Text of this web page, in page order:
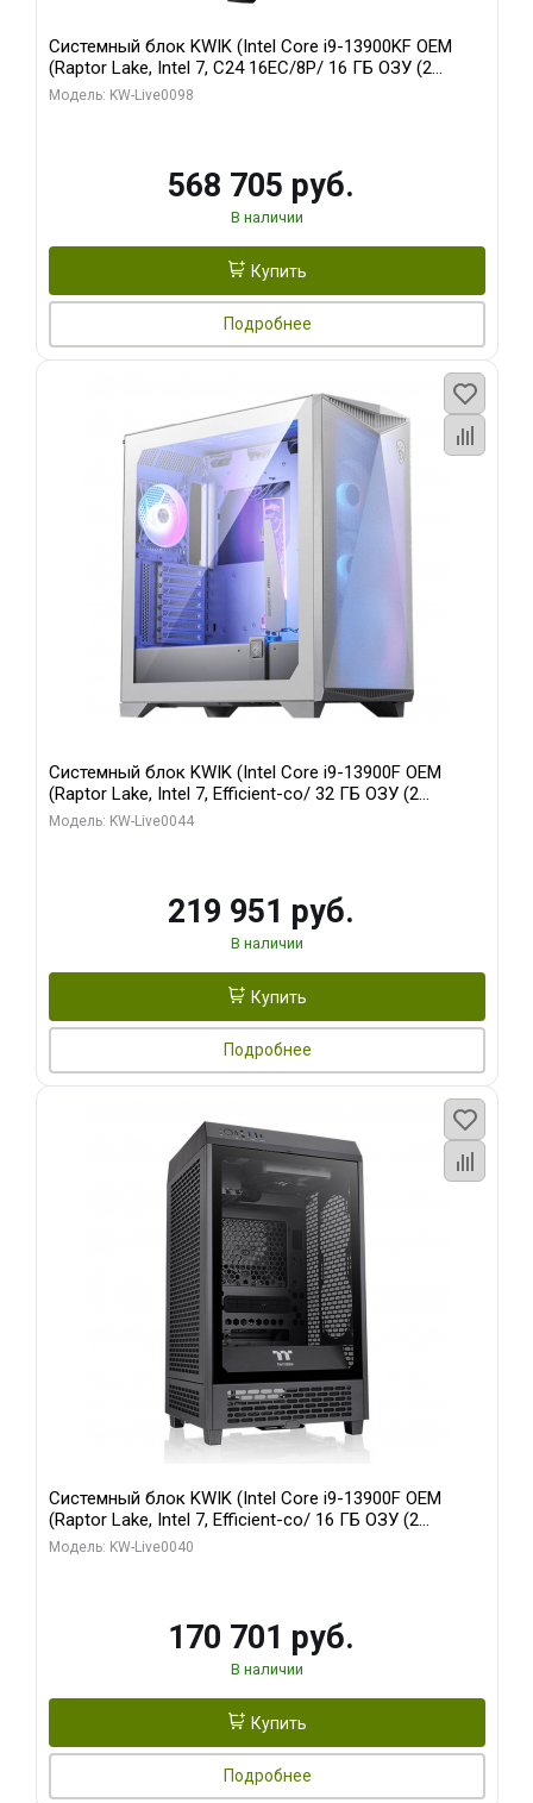
Системный блок KWIK (Intel Core i9-13900KF OEM
(Raptor Lake, Intel 7, C24 16EC/8P/ 16 ГБ ОЗУ (2
модуля)/ Afox RTX4090 24GB GDDR6X 384-Bit 3xDP
Модель: KW-Live0098
568 705 руб.
В наличии
Купить
Подробнее
Системный блок KWIK (Intel Core i9-13900F OEM
(Raptor Lake, Intel 7, Efficient-co/ 32 ГБ ОЗУ (2
модуля)/ Gigabyte RTX5070Ti AERO OC 16GB GDDR7
Модель: KW-Live0044
219 951 руб.
В наличии
Купить
Подробнее
Системный блок KWIK (Intel Core i9-13900F OEM
(Raptor Lake, Intel 7, Efficient-co/ 16 ГБ ОЗУ (2
модуля)/ Gigabyte RTX5070 GAMING OC 12GB GDDR7
Модель: KW-Live0040
170 701 руб.
В наличии
Купить
Подробнее